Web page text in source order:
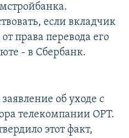
если вкладчик
права перевода его
- в Сбербанк.
об уходе с
телекомпании ОРТ.
этот факт,